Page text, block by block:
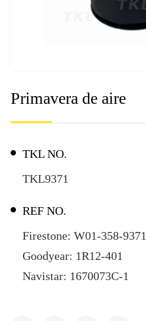
Primavera de aire
TKL NO.
TKL9371
REF NO.
Firestone: W01-358-9371
Goodyear: 1R12-401
Navistar: 1670073C-1